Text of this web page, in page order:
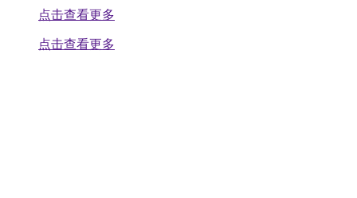
点击查看更多
点击查看更多